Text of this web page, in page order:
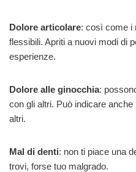
Dolore articolare: così come i
flessibili. Apriti a nuovi modi di
esperienze.
Dolore alle ginocchia:
con gli altri. Può indicare anche
altri.
Mal di denti: non ti piace una
trovi, forse tuo malgrado.